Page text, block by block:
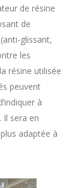
de résine
de
glissant,
les
résine utilisée
peuvent
à
Il sera en
adaptée à